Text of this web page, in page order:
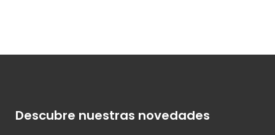
Descubre nuestras novedades